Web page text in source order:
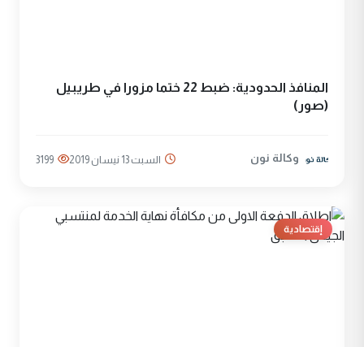
المنافذ الحدودية: ضبط 22 ختما مزورا في طريبيل
(صور)
وكالة نون السبت 13 نيسان 2019 3199
إقتصادية